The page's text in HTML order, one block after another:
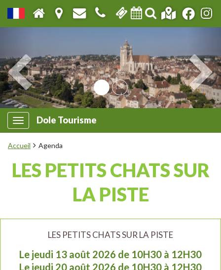
Dole Tourisme
Accueil Agenda
LES PETITS CHATS SUR
LA PISTE
LES PETITS CHATS SUR LA PISTE
Le jeudi 13 août 2026 de 10H30 à 12H30
Le jeudi 20 août 2026 de 10H30 à 12H30